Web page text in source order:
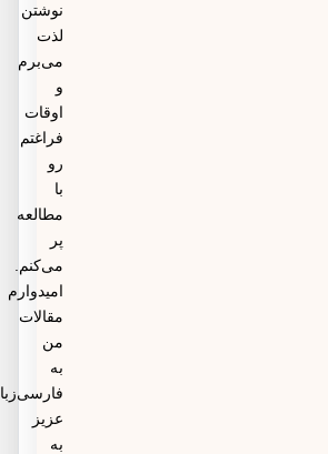
نوشتن
می‌برم
اوقات
فراغتم
مطالعه
می‌کنم.
امیدوارم
مقالات
فارسی‌زبانان